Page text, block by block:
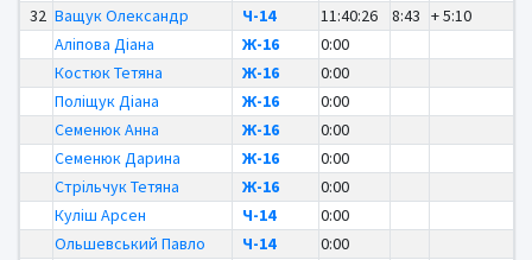
32 Ващук Олександр Ч-14 11:40:26 8:43 + 5:10
Аліпова Діана
Ж-16
0:00
Костюк Тетяна
Ж-16
0:00
Поліщук Діана
Ж-16
0:00
Семенюк Анна
Ж-16
0:00
Семенюк Дарина
Ж-16
0:00
Стрільчук Тетяна
Ж-16
0:00
Куліш Арсен
Ч-14
0:00
Ольшевський Павло
Ч-14
0:00